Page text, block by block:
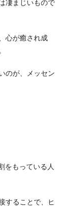
凄まじいもので
心が癒され成
のが、メッセン
をもっている人
することで、ヒ